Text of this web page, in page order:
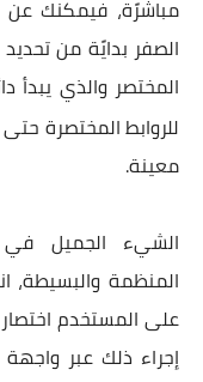
الصفر بدايًة من
المختصر والذي يبدأ
للروابط المختصرة
معينة.
الشيء الجميل في
المنظمة
على المستخدم
إجراء ذلك عبر